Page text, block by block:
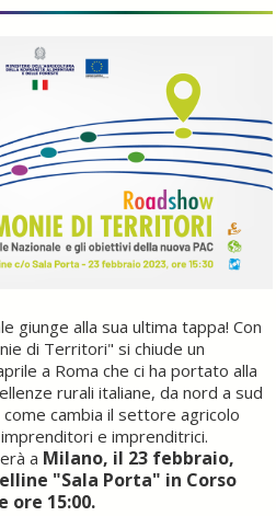
giunge alla sua ultima tappa! Con
di Territori" si chiude un
a Roma che ci ha portato alla
rurali italiane, da nord a sud
cambia il settore agricolo
e imprenditrici.
a Milano, il 23 febbraio,
"Sala Porta" in Corso
ore 15:00.